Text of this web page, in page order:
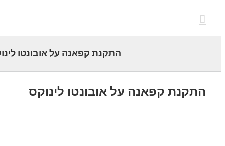
התקנת קפאנה על אובונטו לינוקס
קפאנה על אובונטו לינוקס